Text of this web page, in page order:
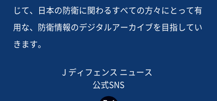
じて、日本の防衛に関わるすべての方々にとって有
用な、防衛情報のデジタルアーカイブを目指してい
きます。
J ディフェンス ニュース
公式SNS